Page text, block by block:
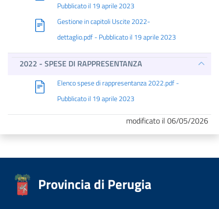
Pubblicato il 19 aprile 2023
Gestione in capitoli Uscite 2022-
dettaglio.pdf - Pubblicato il 19 aprile 2023
2022 - SPESE DI RAPPRESENTANZA
Elenco spese di rappresentanza 2022.pdf -
Pubblicato il 19 aprile 2023
modificato il 06/05/2026
Provincia di Perugia